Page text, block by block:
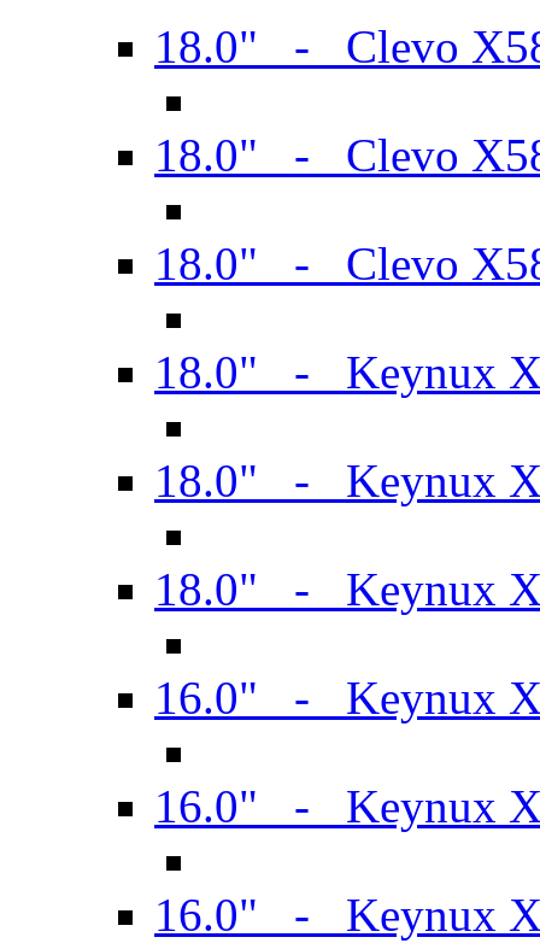
18.0" - Clevo
18.0" - Clevo
18.0" - Clevo
18.0" - Keynux
18.0" - Keynux
18.0" - Keynux
16.0" - Keynux
16.0" - Keynux
16.0" - Keynux